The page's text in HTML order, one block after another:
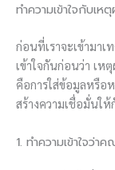
ทำความเข้าใจกับเ
ก่อนที่เราจะเข้ามา
เข้าใจกันก่อนว่า เ
คือการใส่ข้อมูลหรือ
สร้างความเชื่อมั่นใ
1. ทำความเข้าใจว่า